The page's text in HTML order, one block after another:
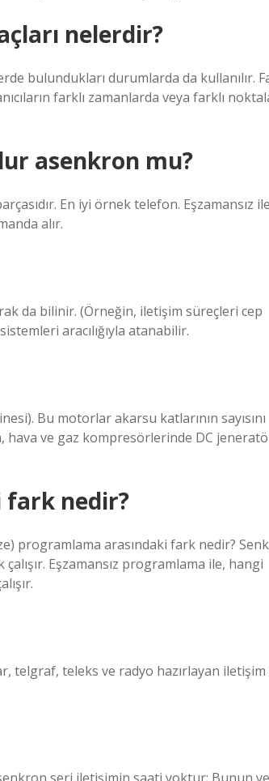
nelerdir?
bulundukları durumlarda da kullanılır.
farklı zamanlarda veya farklı
asenkron mu?
En iyi örnek telefon. Eşzamansız
alır.
da bilinir. (Örneğin, iletişim süreçleri cep
aracılığıyla atanabilir.
Bu motorlar akarsu katlarının sayısını
hava ve gaz kompresörlerinde DC
fark nedir?
programlama arasındaki fark nedir?
Eşzamansız programlama ile, hangi
telgraf, teleks ve radyo hazırlayan iletişim